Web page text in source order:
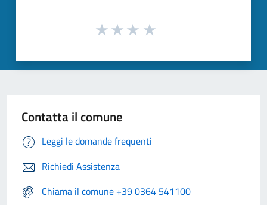
Contatta il comune
Leggi le domande frequenti
Richiedi Assistenza
Chiama il comune +39 0364 541100